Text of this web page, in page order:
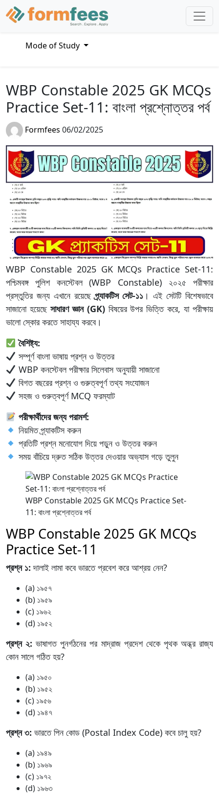
Mode of Study
WBP Constable 2025 GK MCQs
Practice Set-11: বাংলা প্রশ্নোত্তর পর্ব
Formfees 06/02/2025
WBP Constable 2025 GK MCQs Practice Set-11:
পশ্চিমবঙ্গ পুলিশ কনস্টেবল (WBP Constable) ২০২৫ পরীক্ষার
প্রস্তুতির জন্য এখানে রয়েছেপ্র্যাকটিস সেট-১১ । এই সেটটি বিশেষভাবে
সাজানো হয়েছে সাধারণ জ্ঞান (GK)বিষয়ের উপর ভিত্তি করে, যা পরীক্ষায়
ভালো স্কোর করতে সাহায্য করবে।
বৈশিষ্ট্য:
সম্পূর্ণ বাংলা ভাষায় প্রশ্ন ও উত্তর
WBP কনস্টেবল পরীক্ষার সিলেবাস অনুযায়ী সাজানো
বিগত বছরের প্রশ্ন ও গুরুত্বপূর্ণ তথ্য সংযোজন
সহজ ও গুরুত্বপূর্ণ MCQ ফরম্যাট
পরীক্ষার্থীদের জন্য পরামর্শ:
নিয়মিত প্র্যাকটিস করুন
প্রতিটি প্রশ্ন মনোযোগ দিয়ে পড়ুন ও উত্তর করুন
সময় বাঁচিয়ে দ্রুত সঠিক উত্তর দেওয়ার অভ্যাস গড়ে তুলুন
WBP Constable 2025 GK MCQs Practice Set-
11: বাংলা প্রশ্নোত্তর পর্ব
WBP Constable 2025 GK MCQs
Practice Set-11
প্রশ্ন ১: দালাই লামা কবে ভারতে প্রবেশ করে আশ্রয় নেন?
(a) ১৯৫৭
(b) ১৯৫৯
(c) ১৯৬২
(d) ১৯৫২
প্রশ্ন ২: ভাষাগত পুনর্গঠনের পর মাদ্রাজ প্রদেশ থেকে পৃথক অন্ধ্র রাজ্য
কোন সালে গঠিত হয়?
(a) ১৯৫০
(b) ১৯৫২
(c) ১৯৫৬
(d) ১৯৪৭
প্রশ্ন ৩: ভারতে পিন কোড (Postal Index Code) কবে চালু হয়?
(a) ১৯৪৯
(b) ১৯৬৯
(c) ১৯৭২
(d) ১৯৬৩